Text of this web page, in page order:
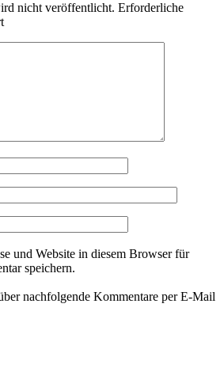
nicht veröffentlicht. Erforderliche
und Website in diesem Browser für
speichern.
nachfolgende Kommentare per E-Mail